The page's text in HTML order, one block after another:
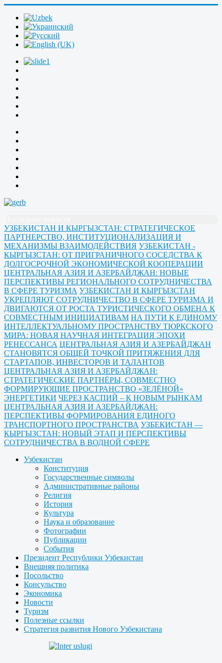
УЗБЕКИСТАН И КЫРГЫЗСТАН: СТРАТЕГИЧЕСКОЕ
ПАРТНЕРСТВО, ИНСТИТУЦИОНАЛИЗАЦИЯ И
МЕХАНИЗМЫ ВЗАИМОДЕЙСТВИЯ УЗБЕКИСТАН -
КЫРГЫЗСТАН: ОТ ПРИГРАНИЧНОГО СОСЕДСТВА К
ДОЛГОСРОЧНОЙ ЭКОНОМИЧЕСКОЙ КООПЕРАЦИИ
ЦЕНТРАЛЬНАЯ АЗИЯ И АЗЕРБАЙДЖАН: НОВЫЕ
ПЕРСПЕКТИВЫ РЕГИОНАЛЬНОГО СОТРУДНИЧЕСТВА
В СФЕРЕ ТУРИЗМА УЗБЕКИСТАН И КЫРГЫЗСТАН
УКРЕПЛЯЮТ СОТРУДНИЧЕСТВО В СФЕРЕ ТУРИЗМА И
ДВИГАЮТСЯ ОТ РОСТА ТУРИСТИЧЕСКОГО ОБМЕНА К
СОВМЕСТНЫМ ИНИЦИАТИВАМ НА ПУТИ К ЕДИНОМУ
ИНТЕЛЛЕКТУАЛЬНОМУ ПРОСТРАНСТВУ ТЮРКСКОГО
МИРА: НОВАЯ НАУЧНАЯ ИНТЕГРАЦИЯ ЭПОХИ
РЕНЕССАНСА ЦЕНТРАЛЬНАЯ АЗИЯ И АЗЕРБАЙДЖАН
СТАНОВЯТСЯ ОБЩЕЙ ТОЧКОЙ ПРИТЯЖЕНИЯ ДЛЯ
СТАРТАПОВ, ИНВЕСТОРОВ И ТАЛАНТОВ
ЦЕНТРАЛЬНАЯ АЗИЯ И АЗЕРБАЙДЖАН:
СТРАТЕГИЧЕСКИЕ ПАРТНЁРЫ, СОВМЕСТНО
ФОРМИРУЮЩИЕ ПРОСТРАНСТВО «ЗЕЛЁНОЙ»
ЭНЕРГЕТИКИ ЧЕРЕЗ КАСПИЙ – К НОВЫМ РЫНКАМ
ЦЕНТРАЛЬНАЯ АЗИЯ И АЗЕРБАЙДЖАН:
ПЕРСПЕКТИВЫ ФОРМИРОВАНИЯ ЕДИНОГО
ТРАНСПОРТНОГО ПРОСТРАНСТВА УЗБЕКИСТАН —
КЫРГЫЗСТАН: НОВЫЙ ЭТАП И ПЕРСПЕКТИВЫ
СОТРУДНИЧЕСТВА В ВОДНОЙ СФЕРЕ
Узбекистан
Конституция
Государственные символы
Административные районы
Религия
История
Культура
Наука и образование
Фотографии
Публикации
События
Президент Республики Узбекистан
Внешняя политика
Посольство
Консульство
Экономика
Новости
Туризм
Полезные ссылки
Стратегия развития Нового Узбекистана